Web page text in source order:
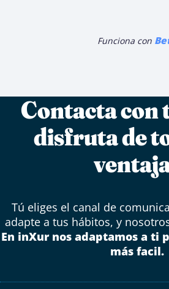
Funciona con
Contacta con
disfruta de
Tú eliges el canal de
adapte a tus hábitos, y
En inXur nos adaptamos a ti
más facil.